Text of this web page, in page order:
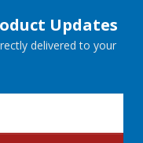
Updates
delivered to your